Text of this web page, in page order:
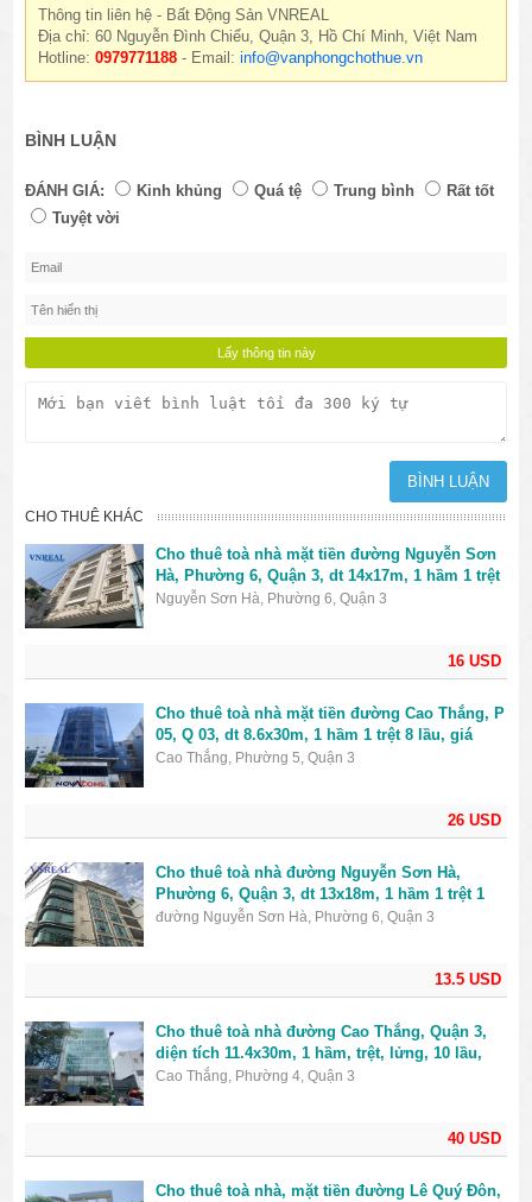
Thông tin liên hệ - Bất Động Sản VNREAL
Địa chỉ: 60 Nguyễn Đình Chiểu, Quận 3, Hồ Chí Minh, Việt Nam
Hotline:0979771188 - Email:info@vanphongchothue.vn
BÌNH LUẬN
ĐÁNH GIÁ: Kinh khủng Quá tệ Trung bình
Rất tốt
Tuyệt vời
CHO THUÊ KHÁC
16 USD
Cho thuê toà nhà mặt tiền đường Nguyễn Sơn
Hà, Phường 6, Quận 3, dt 14x17m, 1 hầm 1 trệt
6 lầu, giá 16000USD
Nguyễn Sơn Hà, Phường 6, Quận 3
26 USD
Cho thuê toà nhà mặt tiền đường Cao Thắng, P
05, Q 03, dt 8.6x30m, 1 hầm 1 trệt 8 lầu, giá
26000USD
Cao Thắng, Phường 5, Quận 3
13.5 USD
Cho thuê toà nhà đường Nguyễn Sơn Hà,
Phường 6, Quận 3, dt 13x18m, 1 hầm 1 trệt 1
lửng 6 lầu, giá 13500USD
đường Nguyễn Sơn Hà, Phường 6, Quận 3
40 USD
Cho thuê toà nhà đường Cao Thắng, Quận 3,
diện tích 11.4x30m, 1 hầm, trệt, lửng, 10 lầu,
giá 40000USD
Cao Thắng, Phường 4, Quận 3
Cho thuê toà nhà, mặt tiền đường Lê Quý Đôn,